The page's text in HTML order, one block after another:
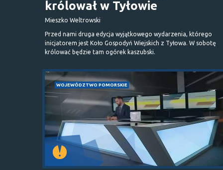
królował w Tyłowie
Mieszko Weltrowski
Przed nami druga edycja wyjątkowego wydarzenia, którego
inicjatorem jest Koło Gospodyń Wiejskich z Tyłowa. W sobotę
królować będzie tam ogórek kaszubski.
WOJEWÓDZTWO POMORSKIE